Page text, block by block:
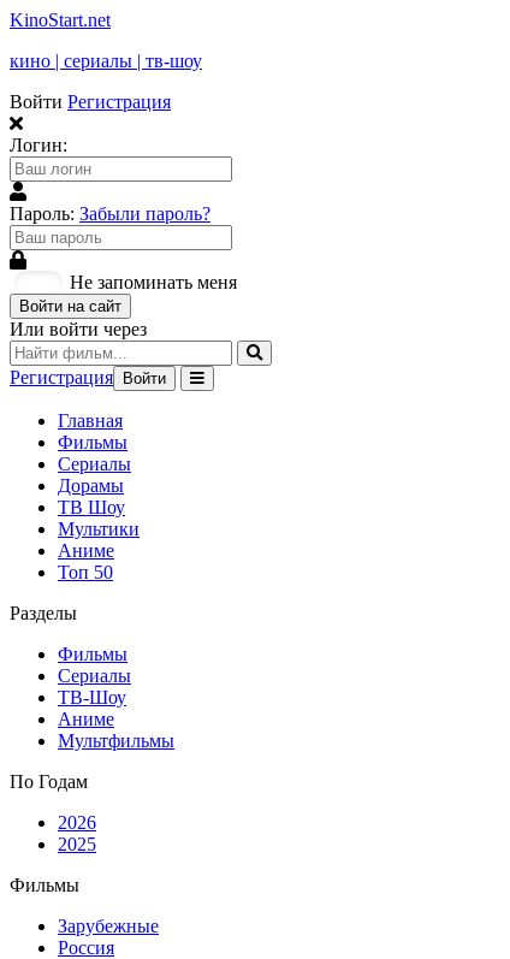
KinoStart.net
кино | сериалы | тв-шоу
Войти Регистрация
Логин:
Пароль: Забыли пароль?
Не запоминать меня
Войти на сайт
Или войти через
Регистрация Войти
Главная
Фильмы
Сериалы
Дорамы
ТВ Шоу
Мультики
Аниме
Топ 50
Разделы
Фильмы
Сериалы
ТВ-Шоу
Аниме
Мультфильмы
По Годам
2026
2025
Фильмы
Зарубежные
Россия